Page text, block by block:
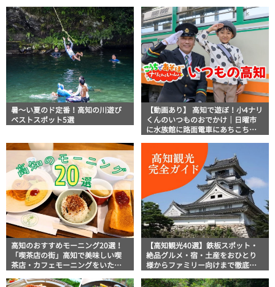
説！
暑～い夏のド定番！高知の川遊び
ベストスポット5選
【動画あり】 高知で遊ぼ！小4ナリ
くんのいつものおでかけ｜日曜市
に水族館に路面電車にあちこち巡
高知のおすすめモーニング20選！
「喫茶店の街」高知で美味しい喫
茶店・カフェモーニングをいただ
【高知観光40選】鉄板スポット・
絶品グルメ・宿・土産をおひとり
様からファミリー向けまで徹底解